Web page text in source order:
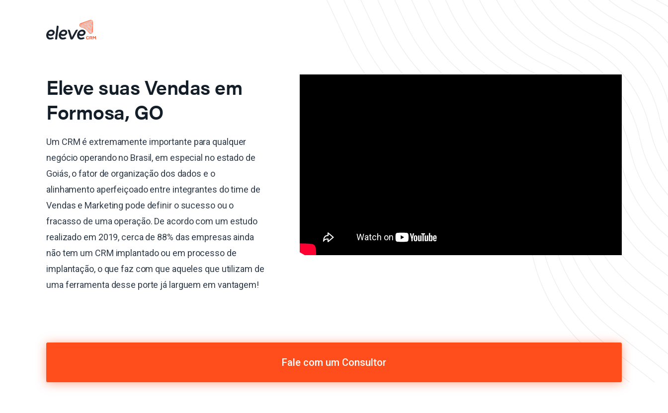
Eleve suas Vendas em
Formosa, GO
Um CRM é extremamente importante para qualquer
negócio operando no Brasil, em especial no estado de
Goiás, o fator de organização dos dados e o
alinhamento aperfeiçoado entre integrantes do time de
Vendas e Marketing pode definir o sucesso ou o
fracasso de uma operação. De acordo com um estudo
realizado em 2019, cerca de 88% das empresas ainda
não tem um CRM implantado ou em processo de
implantação, o que faz com que aqueles que utilizam de
uma ferramenta desse porte já larguem em vantagem!
Fale com um Consultor